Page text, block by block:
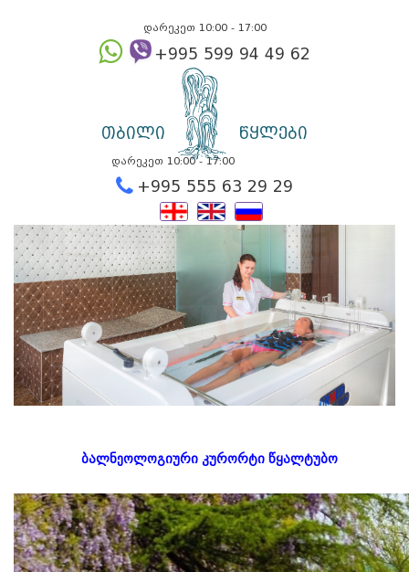
თბილი წყლები
დარეკეთ 10:00 - 17:00
+995 555 63 29
ბალნეოლოგიური კურორტი წყალტუბო